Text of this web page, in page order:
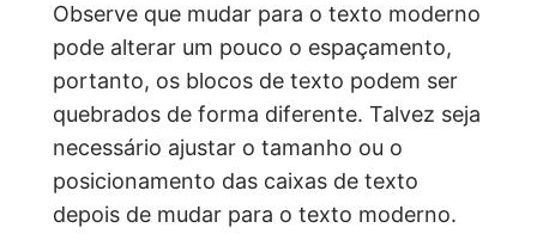
Observe que mudar para o texto moderno
pode alterar um pouco o espaçamento,
portanto, os blocos de texto podem ser
quebrados de forma diferente. Talvez seja
necessário ajustar o tamanho ou o
posicionamento das caixas de texto
depois de mudar para o texto moderno.